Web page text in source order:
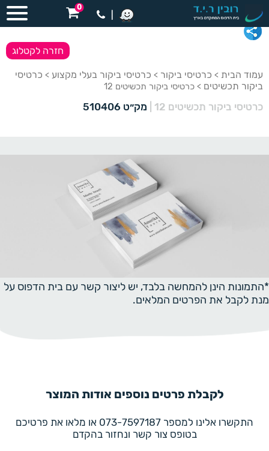
0
עמוד הבית > כרטיסי ביקור > כרטיסי ביקור בעלי מקצוע > כרטיסי
ביקור תכשיטים > כרטיסי ביקור תכשיטים 12
כרטיסי ביקור תכשיטים 12 מק״ט 510406
חזרה לקטלוג
*התמונות הינן להמחשה בלבד, יש ליצור קשר עם בית הדפוס על
מנת לקבל את הפרטים המלאים.
לקבלת פרטים נוספים אודות המוצר
התקשרו אלינו למספר 073-7597187 או מלאו את פרטיכם
בטופס צור קשר ונחזור בהקדם